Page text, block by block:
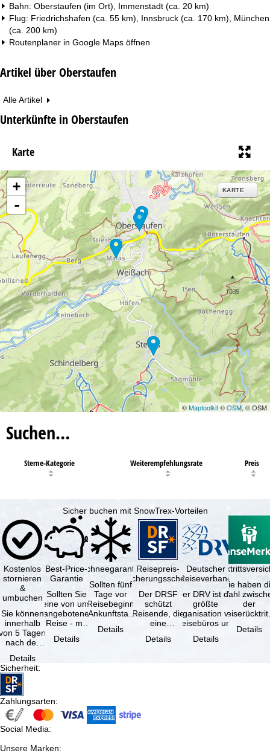
Bahn: Oberstaufen (im Ort), Immenstadt (ca. 20 km)
Flug: Friedrichshafen (ca. 55 km), Innsbruck (ca. 170 km), München
(ca. 200 km)
Routenplaner in Google Maps öffnen
Artikel über Oberstaufen
Alle Artikel
Unterkünfte in Oberstaufen
Karte
+
-
KARTE
©Maptoolkit©OSM, © OSM
Suchen…
Sterne-Kategorie Weiterempfehlungsrate Preis
Sicher buchen mit SnowTrex-Vorteilen
Kostenlos
stornieren
&
umbuchen
Sie können
innerhalb
5 Tagen
nach der
kostenfrei
…
Details
Best-Price-
Garantie
Sollten Sie
eine von uns
angebotene
Reise - mit
Verfügbarkeit
Details
Schneegarantie
Sollten fünf
Tage vor
Reisebeginn
(Ankunftstag)
aufgrund von
Schneemangel
Details
Reisepreis-
Sicherungsschein
Der DRSF
schützt
Reisende, die
eine
oder
Details
Deutscher
Reiseverband
Der DRV ist die
größte
Organisation von
Reisebüros und
Reiseveranstaltern
in …
Details
Sie haben
Wahl
der
(inklusive
Details
Sicherheit:
Zahlungsarten:
Social Media:
Unsere Marken: